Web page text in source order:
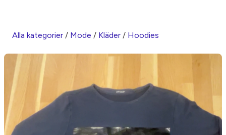
Alla kategorier / Mode / Kläder / Hoodies